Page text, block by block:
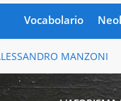
Vocabolario
MANZONI